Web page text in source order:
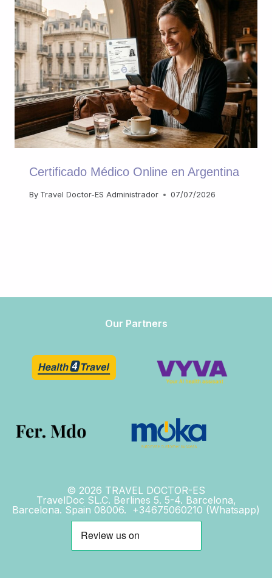
Certificado Médico Online en Argentina
By Travel Doctor-ES Administrador 07/07/2026
Our Partners
© 2026 TRAVEL DOCTOR-ES
TravelDoc SL.C. Berlines 5. 5-4. Barcelona,
Barcelona. Spain 08006. +34675060210 (Whatsapp)